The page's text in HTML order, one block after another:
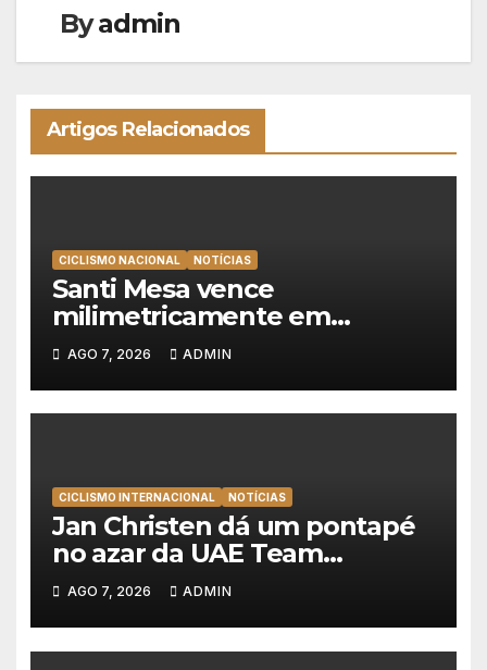
Byadmin
Artigos Relacionados
CICLISMO NACIONAL NOTÍCIAS
Santi Mesa vence
milimetricamente em
Albufeira, Rui Oliveira
mantém a amarela da Volta a
Portugal
AGO 7, 2026 ADMIN
CICLISMO INTERNACIONAL NOTÍCIAS
Jan Christen dá um pontapé
no azar da UAE Team
Emirates e vence na Volta a
Polónia
AGO 7, 2026 ADMIN